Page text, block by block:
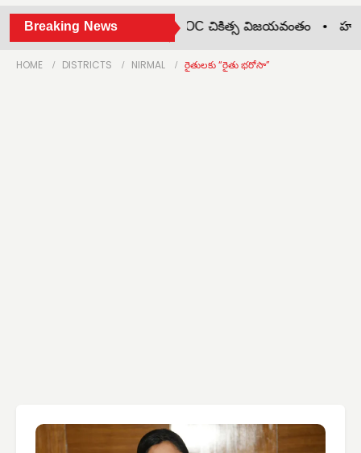
Breaking News
హాస్పిటల్స్‌లో తొలి HITHOC చికిత్స విజయవంతం •హర్
HOME DISTRICTS NIRMAL రైతులకు “రైతు భరోసా”